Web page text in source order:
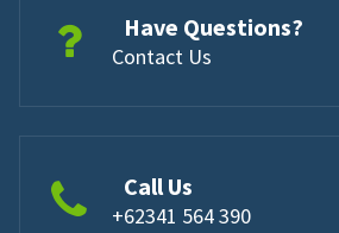
Have Questions?
Contact Us
Call Us
+62341 564 390